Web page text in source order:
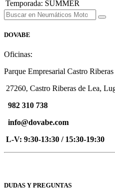
Temporada: SUMMER
DOVABE
Oficinas:
Parque Empresarial Castro
27260, Castro Riberas de Lea,
982 310 738
info@dovabe.com
L-V: 9:30-13:30 / 15:30-19:30
DUDAS Y PREGUNTAS